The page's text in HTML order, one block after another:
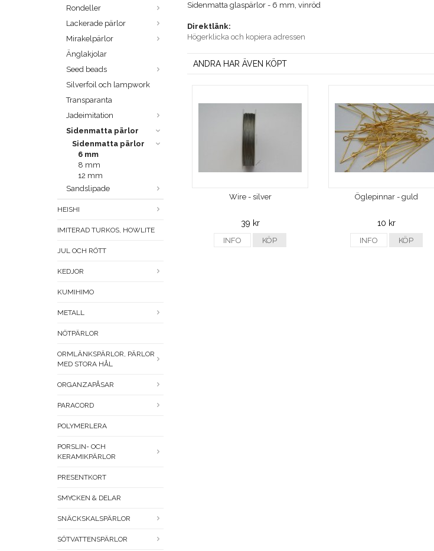
Rondeller
Lackerade pärlor
Mirakelpärlor
Änglakjolar
Seed beads
Silverfoil och lampwork
Transparanta
Jadeimitation
Sidenmatta pärlor
Sidenmatta pärlor
6 mm
8 mm
12 mm
Sandslipade
HEISHI
IMITERAD TURKOS, HOWLITE
JUL OCH RÖTT
KEDJOR
KUMIHIMO
METALL
NÖTPÄRLOR
ORMLÄNKSPÄRLOR, PÄRLOR
MED STORA HÅL
ORGANZAPÅSAR
PARACORD
POLYMERLERA
PORSLIN- OCH
KERAMIKPÄRLOR
PRESENTKORT
SMYCKEN & DELAR
SNÄCKSKALSPÄRLOR
SÖTVATTENSPÄRLOR
Sidenmatta glaspärlor - 6 mm, vinröd
Direktlänk:
Högerklicka och kopiera adressen
ANDRA HAR ÄVEN KÖPT
Wire - silver
39 kr
INFO KÖP
Öglepinnar - guld
10 kr
INFO KÖP